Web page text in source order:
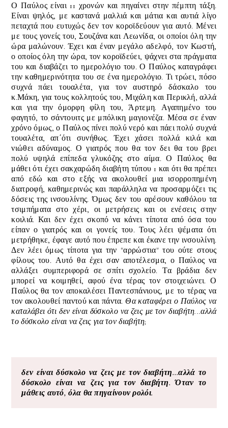
Ο Παύλος είναι 11 χρονών και πηγαίνει στην πέμπτη τάξη.
Είναι ψηλός, με καστανά μαλλιά και μάτια και αυτιά λίγο
πεταχτά που ευτυχώς δεν τον κοροϊδεύουν για αυτό. Μένει
με τους γονείς του, Σουζάνα και Λεωνίδα, οι οποίοι όλη την
ώρα μαλώνουν. Έχει και έναν μεγάλο αδελφό, τον Κωστή,
ο οποίος όλη την ώρα, τον κοροϊδεύει, ψάχνει στα πράγματα
του και διαβάζει το ημερολόγιο του. Ο Παύλος καταγράφει
την καθημερινότητα του σε ένα ημερολόγιο. Τι τρώει, πόσο
συχνά πάει τουαλέτα, για τον αυστηρό δάσκαλο του
κ.Μάκη, για τους κολλητούς του, Μιχάλη και Περικλή, αλλά
και για την όμορφη φίλη του, Άρτεμη. Αγαπημένο του
φαγητό, το σάντουιτς με μπόλικη μαγιονέζα. Μέσα σε έναν
χρόνο όμως, ο Παύλος πίνει πολύ νερό και πάει πολύ συχνά
τουαλέτα, απ΄ότι συνήθως. Έχει χάσει πολλά κιλά και
νιώθει αδύναμος. Ο γιατρός που θα τον δει θα του βρει
πολύ υψηλά επίπεδα γλυκόζης στο αίμα. Ο Παύλος θα
μάθει ότι έχει σακχαρώδη διαβήτη τύπου 1 και ότι θα πρέπει
από εδώ και στο εξής να ακολουθεί μια ισορροπημένη
διατροφή, καθημερινώς και παράλληλα να προσαρμόζει τις
δόσεις της ινσουλίνης. Όμως δεν του αρέσουν καθόλου τα
τσιμπήματα στο χέρι, οι μετρήσεις και οι ενέσεις στην
κοιλιά. Και δεν έχει σκοπό να κάνει τίποτα από όσα του
είπαν ο γιατρός και οι γονείς του. Τους λέει ψέματα ότι
μετρήθηκε, έφαγε αυτό που έπρεπε και έκανε την ινσουλίνη.
Δεν λέει όμως τίποτα για την "αρρώστια" του ούτε στους
φίλους του. Αυτό θα έχει σαν αποτέλεσμα, ο Παύλος να
αλλάξει συμπεριφορά σε σπίτι σχολείο. Τα βράδια δεν
μπορεί να κοιμηθεί, αφού ένα τέρας τον στοιχειώνει. Ο
Παύλος θα τον αποκαλέσει Παντεσπάνιους, με το τέρας να
τον ακολουθεί παντού και πάντα.Θα καταφέρει ο Παύλος να
καταλάβει ότι δεν είναι δύσκολο να ζεις με τον διαβήτη...αλλά
το δύσκολο είναι να ζεις για τον διαβήτη;
δεν είναι δύσκολο να ζεις με τον διαβήτη...αλλά το
δύσκολο είναι να ζεις για τον διαβήτη. Όταν το
μάθεις αυτό, όλα θα πηγαίνουν ρολόι.